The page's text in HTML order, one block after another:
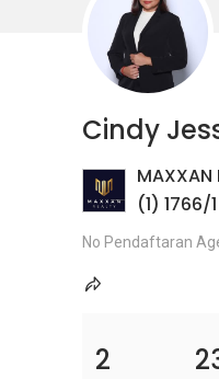
Cindy
MAXXAN
(1) 1766/
No Pendaftaran
2